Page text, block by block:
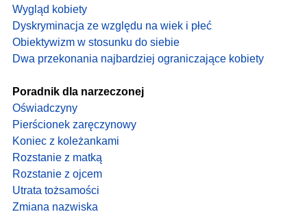
Wygląd kobiety
Dyskryminacja ze względu na wiek i płeć
Obiektywizm w stosunku do siebie
Dwa przekonania najbardziej ograniczające kobiety
Poradnik dla narzeczonej
Oświadczyny
Pierścionek zaręczynowy
Koniec z koleżankami
Rozstanie z matką
Rozstanie z ojcem
Utrata tożsamości
Zmiana nazwiska